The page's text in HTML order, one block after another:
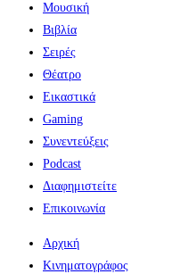
Μουσική
Βιβλία
Σειρές
Θέατρο
Εικαστικά
Gaming
Συνεντεύξεις
Podcast
Διαφημιστείτε
Επικοινωνία
Αρχική
Κινηματογράφος